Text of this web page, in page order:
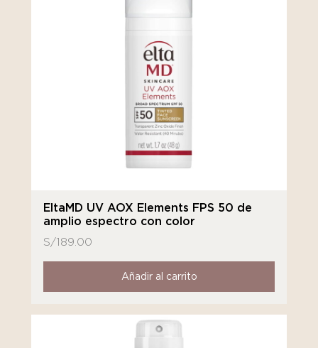
EltaMD UV AOX Elements FPS 50 de
amplio espectro con color
S/189.00
Añadir al carrito